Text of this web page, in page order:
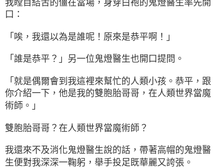
我瞠目結舌的僵在當場，身穿白袍的鬼燈醫生率先開
口：
「唉，我還以為是誰呢！原來是恭平啊！」
「誰是恭平？」另一位鬼燈醫生也開口提問。
「就是偶爾會到我這裡來幫忙的人類小孩。恭平，跟
你介紹一下，他是我的雙胞胎哥哥，在人類世界當魔
術師。」
雙胞胎哥哥？在人類世界當魔術師？
我還來不及消化鬼燈醫生說的話，帶著高帽的鬼燈醫
生便對我深深一鞠躬，舉手投足既華麗又誇張。